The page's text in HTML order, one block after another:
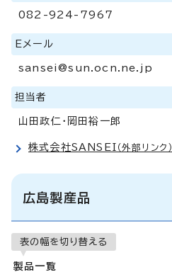
082-924-7967
Eメール
sansei@sun.ocn.ne.jp
担当者
山田政仁・岡田裕一郎
株式会社SANSEI （外部リンク）
広島製産品
表の幅を切り替える
製品一覧